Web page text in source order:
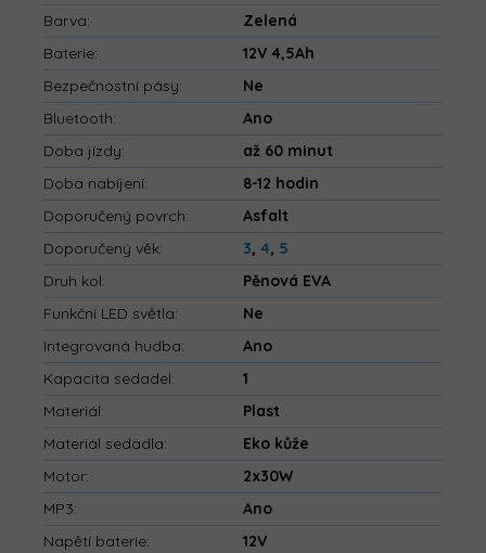
Barva:
Zelená
Baterie:
12V 4,5Ah
Bezpečnostní pásy:
Ne
Bluetooth:
Ano
Doba jízdy:
až 60 minut
Doba nabíjení:
8-12 hodin
Doporučený povrch:
Asfalt
Doporučený věk: 3, 4, 5
Druh kol:
Pěnová EVA
Funkční LED světla:
Ne
Integrovaná hudba:
Ano
Kapacita sedadel:
1
Materiál:
Plast
Materiál sedadla:
Eko kůže
Motor:
2x30W
MP3:
Ano
Napětí baterie:
12V